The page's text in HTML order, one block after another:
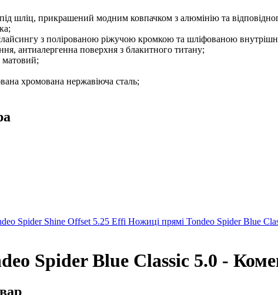
шліц, прикрашений модним ковпачком з алюмінію та
з полірованою ріжучою кромкою та шліфованою
антиалергенна поверхня з блакитного титану;
хромована нержавіюча сталь;
Spider Shine Offset 5.25 Effi Ножиці прямі Tondeo Spider Blue
Spider Blue Classic 5.0 -